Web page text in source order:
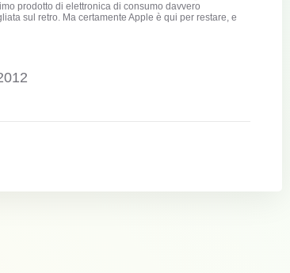
prodotto di elettronica di consumo davvero
sul retro. Ma certamente Apple è qui per restare, e